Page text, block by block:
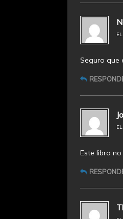
Seguro que
Este libro